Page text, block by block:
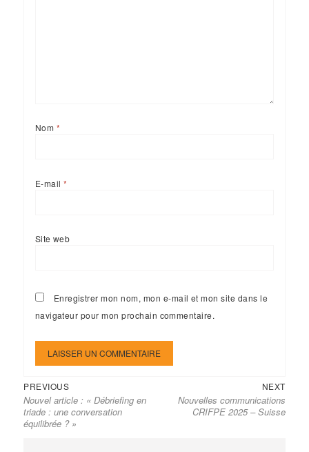
Nom *
E-mail *
Site web
Enregistrer mon nom, mon e-mail et mon site dans le
navigateur pour mon prochain commentaire.
Navigation
de
l’article
PREVIOUSPrevious
post:
Nouvel article : « Débriefing en
triade : une conversation
équilibrée ? »
NEXTNext
post:
Nouvelles communications
CRIFPE 2025 – Suisse